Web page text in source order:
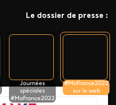
Le dossier de presse :
Journées
spéciales
#MaFrance2022
#MaFrance2022
sur le web